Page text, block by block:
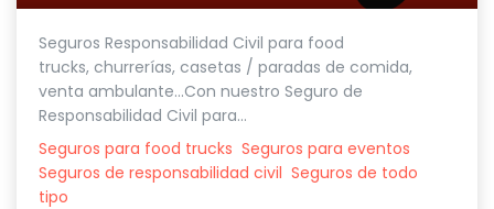
Seguros Responsabilidad Civil para food
trucks, churrerías, casetas / paradas de comida,
venta ambulante...Con nuestro Seguro de
Responsabilidad Civil para...
Seguros para food trucks Seguros para eventos
Seguros de responsabilidad civil Seguros de todo
tipo